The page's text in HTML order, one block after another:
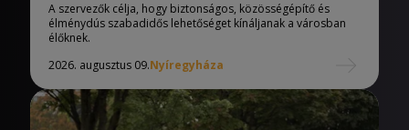
A szervezők célja, hogy biztonságos, közösségépítő és
élménydús szabadidős lehetőséget kínáljanak a városban
élőknek.
2026. augusztus 09.Nyíregyháza